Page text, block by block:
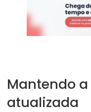
Mantendo
atualizada